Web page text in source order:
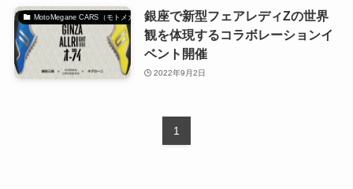
MotoMegane CARS（モトメガネカーズ）｜自動車マガジン銀座で新型フェアレディZの世界
観を体現するコラボレーションイ
ベント開催
2022年9月2日
1